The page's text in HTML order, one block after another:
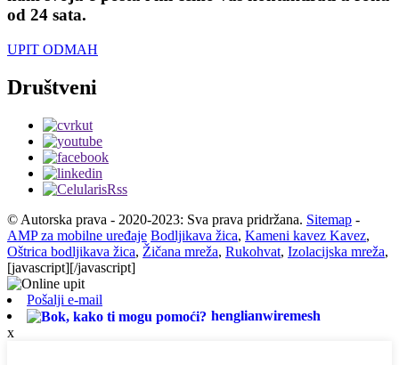
od 24 sata.
UPIT ODMAH
Društveni
© Autorska prava - 2020-2023: Sva prava pridržana. Sitemap -
AMP za mobilne uređaje Bodljikava žica, Kameni kavez Kavez,
Oštrica bodljikava žica, Žičana mreža, Rukohvat, Izolacijska mreža,
[javascript][/javascript]
Pošalji e-mail
henglianwiremesh
x